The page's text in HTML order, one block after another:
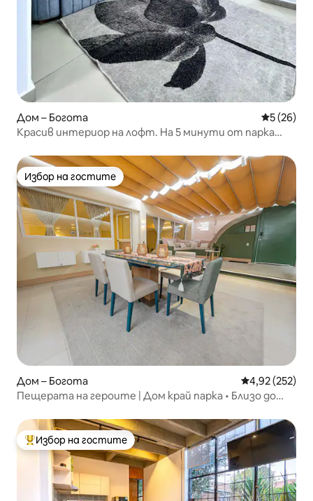
Дом – Богота Средна
5 (26)
Красив интериор на лофт. На 5 минути от парка
Избор на гостите
Избор на гостите
Дом – Богота Средна
4,92 (252)
Пещерата на героите | Дом край парка • Близо до
Най-популярен избор на гостите
Избор на гостите